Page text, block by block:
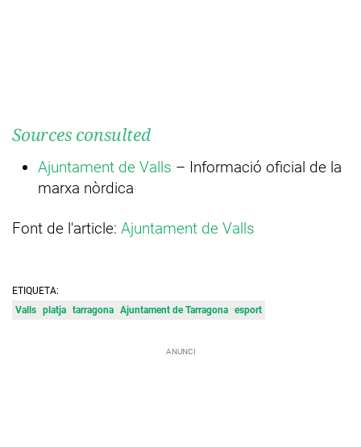
Sources consulted
Ajuntament de Valls – Informació oficial de la
marxa nòrdica
Font de l'article: Ajuntament de Valls
ETIQUETA:
Valls platja tarragona Ajuntament de Tarragona esport